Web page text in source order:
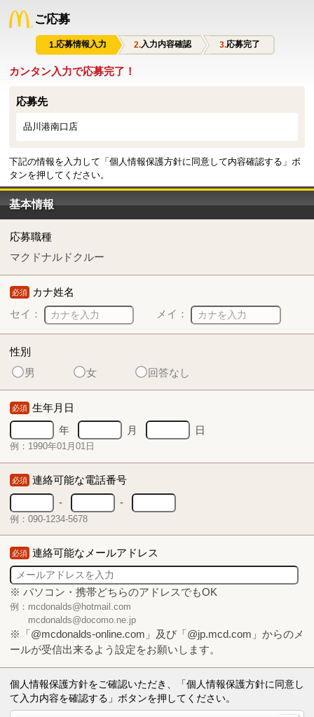
ご応募
応募情報入力 入力内容確認 応募完了
カンタン入力で応募完了！
応募先
品川港南口店
下記の情報を入力して「個人情報保護方針に同意して内容確認する」ボ
タンを押してください。
基本情報
応募職種
マクドナルドクルー
必須 カナ姓名
セイ：
メイ：
性別
男
女 回答なし
必須 生年月日
年
月 日
例：1990年01月01日
必須 連絡可能な電話番号
-
-
例：090-1234-5678
必須 連絡可能なメールアドレス
※ パソコン・携帯どちらのアドレスでもOK
例：mcdonalds@hotmail.com
mcdonalds@docomo.ne.jp
※「@mcdonalds-online.com」及び「@jp.mcd.com」からのメ
ールが受信出来るよう設定をお願いします。
個人情報保護方針をご確認いただき、「個人情報保護方針に同意し
て入力内容を確認する」ボタンを押してください。